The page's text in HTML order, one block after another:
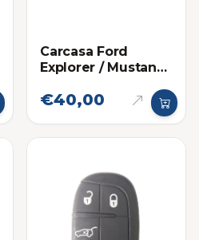
Carcasa Ford
Explorer / Mustang
botones
€40,00